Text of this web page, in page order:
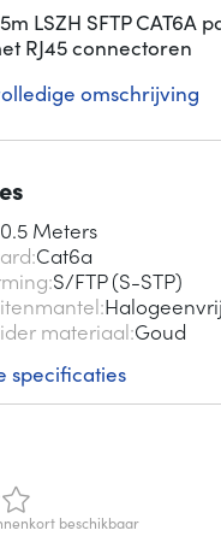
LSZH SFTP CAT6A
RJ45 connectoren
omschrijving
0.5 Meters
Cat6a
S/FTP (S-STP)
Halogeenvrij
materiaal Goud
specificaties
beschikbaar